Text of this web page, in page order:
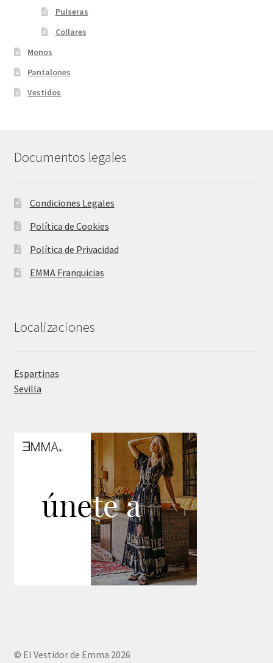
Pulseras
Collares
Monos
Pantalones
Vestidos
Documentos legales
Condiciones Legales
Política de Cookies
Política de Privacidad
EMMA Franquicias
Localizaciones
Espartinas
Sevilla
© El Vestidor de Emma 2026